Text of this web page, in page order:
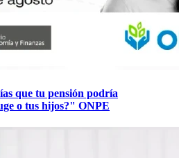
que tu pensión podría
o tus hijos?" ONPE